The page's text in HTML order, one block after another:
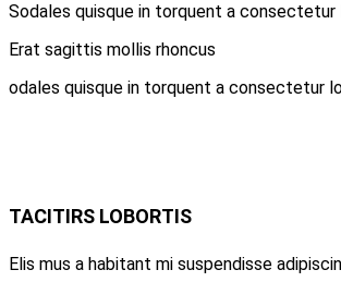
Sodales quisque in torquent a
Erat sagittis mollis rhoncus
odales quisque in torquent a consectetur
TACITIRS LOBORTIS
Elis mus a habitant mi suspendisse